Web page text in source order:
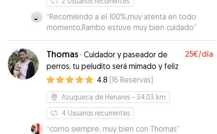
“Recomiendo a el 100%,muy atenta en todo
momento,Rambo estuve muy bien cuidado”
Thomas · Cuidador y paseador de
perros, tu peludito será mimado y feliz
25€/día
4.8 (16 Reservas)
Azuqueca de Henares - 34.03 km
4 Usuarios recurrentes
“como siempre, muy bien con Thomas”